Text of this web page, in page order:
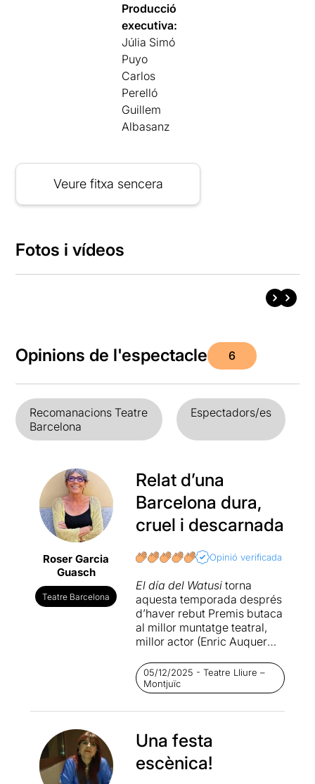
Producció
executiva:
Júlia Simó
Puyo
Carlos
Perelló
Guillem
Albasanz
Veure fitxa sencera
Fotos i vídeos
Opinions de l'espectacle 6
Recomanacions Teatre
Barcelona
Espectadors/es
Roser Garcia
Guasch
Teatre Barcelona
Relat d’una
Barcelona dura,
cruel i descarnada
Opinió verificada
El día del Watusitorna
aquesta temporada després
d’haver rebut Premis butaca
al millor muntatge teatral,
millor actor (Enric Auquer
reposició) i millor actor de
repartiment (Guillem Balart,
actual protagonista) l’any
2024 i haver rebut també 6
Crítica d’Arts escèniques
l’any 2025. Amb aquests
antecedents d'èxit, ja
05/12/2025 - Teatre Lliure –
Montjuïc
Una festa
escènica!